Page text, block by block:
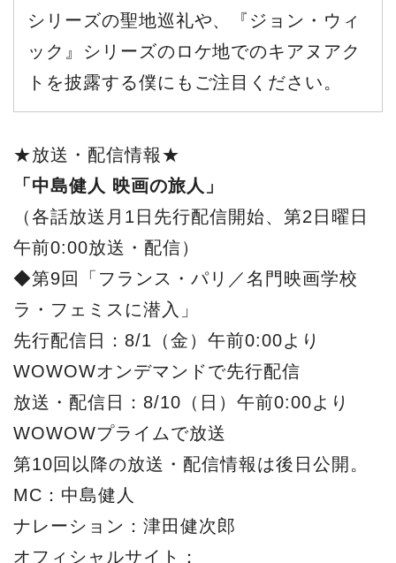
シリーズの聖地巡礼や、『ジョン・ウィ
ック』シリーズのロケ地でのキアヌアク
トを披露する僕にもご注目ください。
★放送・配信情報★
「中島健人 映画の旅人」
（各話放送月1日先行配信開始、第2日曜日
午前0:00放送・配信）
◆第9回「フランス・パリ／名門映画学校
ラ・フェミスに潜入」
先行配信日：8/1（金）午前0:00より
WOWOWオンデマンドで先行配信
放送・配信日：8/10（日）午前0:00より
WOWOWプライムで放送
第10回以降の放送・配信情報は後日公開。
MC：中島健人
ナレーション：津⽥健次郎
オフィシャルサイト：